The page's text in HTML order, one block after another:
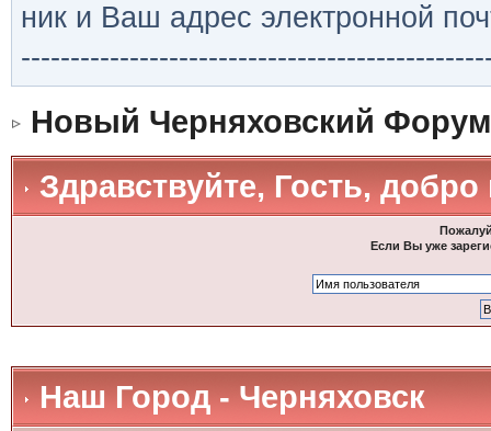
ник и Ваш адрес электронной
Новый Черняховский Форум
Здравствуйте, Гость,
Если Вы уже
Наш Город - Черняховск